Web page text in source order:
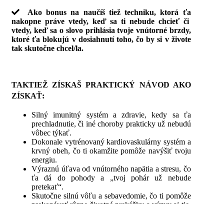
Ako bonus na naučíš tiež techniku, ktorá ťa
nakopne práve vtedy, keď sa ti nebude chcieť či
vtedy, keď sa o slovo prihlásia tvoje vnútorné brzdy,
ktoré ťa blokujú v dosiahnutí toho, čo by si v živote
tak skutočne chcel/la.
TAKTIEŽ ZÍSKAŠ PRAKTICKÝ NÁVOD AKO
ZÍSKAŤ:
Silný imunitný systém a zdravie, kedy sa ťa
prechladnutie, či iné choroby prakticky už nebudú
vôbec týkať.
Dokonale vytrénovaný kardiovaskulárny systém a
krvný obeh, čo ti okamžite pomôže navýšiť tvoju
energiu.
Výraznú úľava od vnútorného napätia a stresu, čo
ťa dá do pohody a „tvoj pohár už nebude
pretekať“.
Skutočne silnú vôľu a sebavedomie, čo ti pomôže